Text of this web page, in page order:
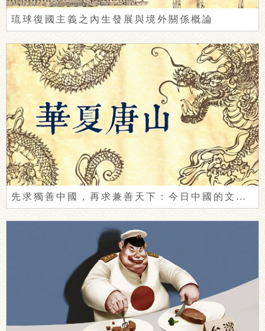
琉球復國主義之內生發展與境外關係概論
先求獨善中國，再求兼善天下：今日中國的文明自覺